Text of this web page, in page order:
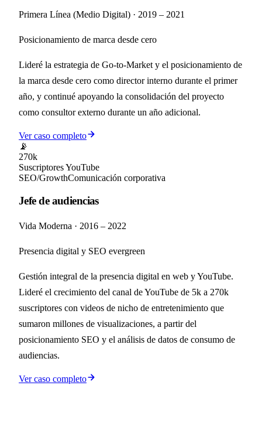
Primera Línea (Medio Digital) · 2019 – 2021
Posicionamiento de marca desde cero
Lideré la estrategia de Go-to-Market y el posicionamiento de
la marca desde cero como director interno durante el primer
año, y continué apoyando la consolidación del proyecto
como consultor externo durante un año adicional.
Ver caso completo
📡
270k
Suscriptores YouTube
SEO/GrowthComunicación corporativa
Jefe de audiencias
Vida Moderna · 2016 – 2022
Presencia digital y SEO evergreen
Gestión integral de la presencia digital en web y YouTube.
Lideré el crecimiento del canal de YouTube de 5k a 270k
suscriptores con videos de nicho de entretenimiento que
sumaron millones de visualizaciones, a partir del
posicionamiento SEO y el análisis de datos de consumo de
audiencias.
Ver caso completo